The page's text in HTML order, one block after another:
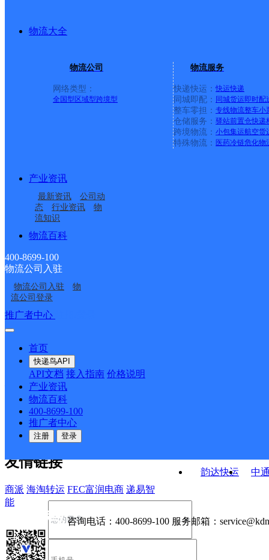
物流大全
物流公司
网络类型：
全国型 区域型跨境型
物流服务
快递快运： 快运快递
同城即配： 同城货运即时配
整车零担： 专线物流整车小
仓储服务： 驿站前置仓快递
跨境物流： 小包集运航空货
特殊物流： 医药冷链危化物
产业资讯
最新资讯
公司动
态
行业资讯
物
流知识
物流百科
400-8699-100
物流公司入驻
物流公司入驻
物
流公司登录
推广者中心
首页
快递鸟API
API文档 接入指南 价格说明
产业资讯
物流百科
400-8699-100
推广者中心
注册 登录
庄分部
北京房山长阳
北京琉璃河
华北房山区燕化公司
华北房山区燕化公司阎
村分部
北京房山燕山一部
北京房山区周口店营业
韵达快运
中
接口API
API接口 DEMO下载
关于我们
公司介绍 企业动态
合作伙伴 快递鸟接口服务协议
户隐私政策
友情链接
商派 海淘转运 FEC富润电商 递易智
能
咨询电话： 400-8699-100 服务邮箱：